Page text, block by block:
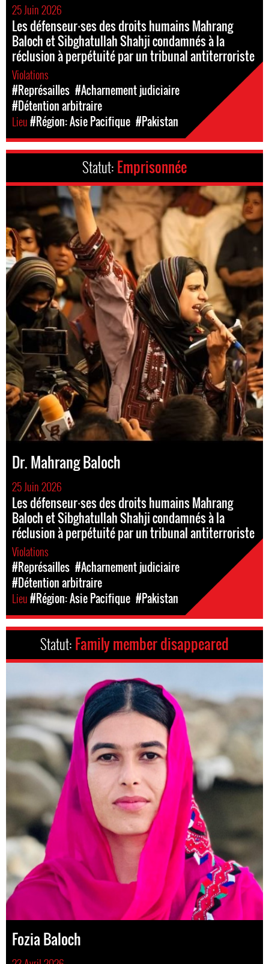
25 Juin 2026
Les défenseur⸱ses des droits humains Mahrang
Baloch et Sibghatullah Shahji condamnés à la
réclusion à perpétuité par un tribunal antiterroriste
Violations
#Représailles #Acharnement judiciaire
#Détention arbitraire
Lieu#Région: Asie Pacifique #Pakistan
Statut: Emprisonnée
Dr. Mahrang Baloch
25 Juin 2026
Les défenseur⸱ses des droits humains Mahrang
Baloch et Sibghatullah Shahji condamnés à la
réclusion à perpétuité par un tribunal antiterroriste
Violations
#Représailles #Acharnement judiciaire
#Détention arbitraire
Lieu#Région: Asie Pacifique #Pakistan
Statut: Family member disappeared
Fozia Baloch